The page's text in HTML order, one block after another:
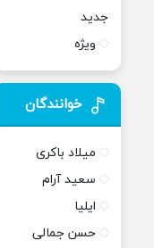
جدید
ویژه
خوانندگان
میلاد باکری
سعید آرام
ایلیا
حسن جمالی